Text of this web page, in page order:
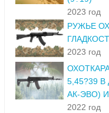
2023 год
РУЖЬЕ
2023 год
5,45?39
АК-ЭВО)
2022 год